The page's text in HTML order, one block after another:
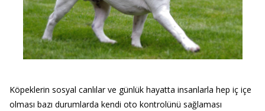
Köpeklerin sosyal canlılar ve günlük hayatta insanlarla hep iç içe
olması bazı durumlarda kendi oto kontrolünü sağlaması